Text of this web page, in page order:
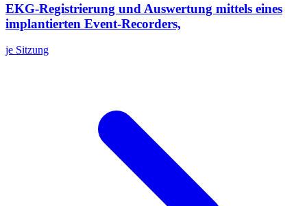
EKG-Registrierung und Auswertung mittels eines
implantierten Event-Recorders,
je Sitzung